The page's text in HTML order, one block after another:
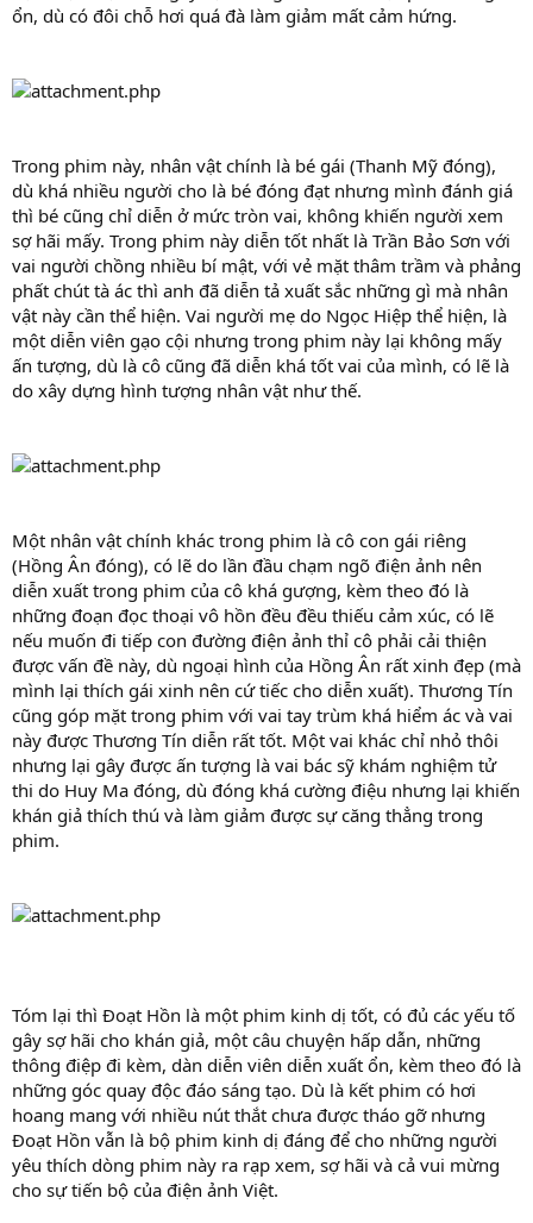
ổn, dù có đôi chỗ hơi quá đà làm giảm mất cảm hứng.
Trong phim này, nhân vật chính là bé gái (Thanh Mỹ đóng),
dù khá nhiều người cho là bé đóng đạt nhưng mình đánh giá
thì bé cũng chỉ diễn ở mức tròn vai, không khiến người xem
sợ hãi mấy. Trong phim này diễn tốt nhất là Trần Bảo Sơn với
vai người chồng nhiều bí mật, với vẻ mặt thâm trầm và phảng
phất chút tà ác thì anh đã diễn tả xuất sắc những gì mà nhân
vật này cần thể hiện. Vai người mẹ do Ngọc Hiệp thể hiện, là
một diễn viên gạo cội nhưng trong phim này lại không mấy
ấn tượng, dù là cô cũng đã diễn khá tốt vai của mình, có lẽ là
do xây dựng hình tượng nhân vật như thế.
Một nhân vật chính khác trong phim là cô con gái riêng
(Hồng Ân đóng), có lẽ do lần đầu chạm ngõ điện ảnh nên
diễn xuất trong phim của cô khá gượng, kèm theo đó là
những đoạn đọc thoại vô hồn đều đều thiếu cảm xúc, có lẽ
nếu muốn đi tiếp con đường điện ảnh thỉ cô phải cải thiện
được vấn đề này, dù ngoại hình của Hồng Ân rất xinh đẹp (mà
mình lại thích gái xinh nên cứ tiếc cho diễn xuất). Thương Tín
cũng góp mặt trong phim với vai tay trùm khá hiểm ác và vai
này được Thương Tín diễn rất tốt. Một vai khác chỉ nhỏ thôi
nhưng lại gây được ấn tượng là vai bác sỹ khám nghiệm tử
thi do Huy Ma đóng, dù đóng khá cường điệu nhưng lại khiến
khán giả thích thú và làm giảm được sự căng thẳng trong
phim.
Tóm lại thì Đoạt Hồn là một phim kinh dị tốt, có đủ các yếu tố
gây sợ hãi cho khán giả, một câu chuyện hấp dẫn, những
thông điệp đi kèm, dàn diễn viên diễn xuất ổn, kèm theo đó là
những góc quay độc đáo sáng tạo. Dù là kết phim có hơi
hoang mang với nhiều nút thắt chưa được tháo gỡ nhưng
Đoạt Hồn vẫn là bộ phim kinh dị đáng để cho những người
yêu thích dòng phim này ra rạp xem, sợ hãi và cả vui mừng
cho sự tiến bộ của điện ảnh Việt.